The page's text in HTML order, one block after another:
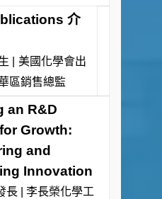
介
|
美國化學會出
區銷售總監
an R&D
Growth:
and
Innovation
長 |李長榮化學工